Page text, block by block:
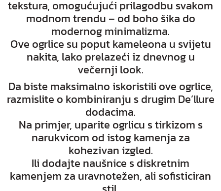
tekstura, omogućujući prilagodbu svakom
modnom trendu – od boho šika do
modernog minimalizma.
Ove ogrlice su poput kameleona u svijetu
nakita, lako prelazeći iz dnevnog u
večernji look.
Da biste maksimalno iskoristili ove ogrlice,
razmislite o kombiniranju s drugim De’llure
dodacima.
Na primjer, uparite ogrlicu s tirkizom s
narukvicom od istog kamenja za
kohezivan izgled.
Ili dodajte naušnice s diskretnim
kamenjem za uravnotežen, ali sofisticiran